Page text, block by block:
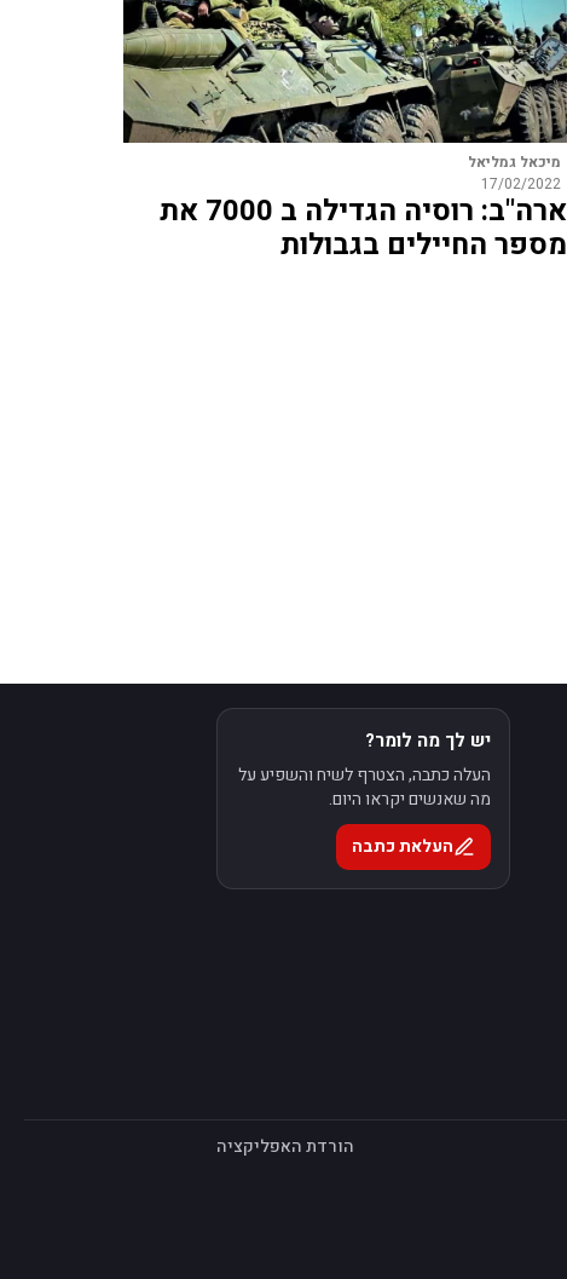
מיכאל גמליאל
17/02/2022
ארה"ב: רוסיה הגדילה ב 7000 את
מספר החיילים בגבולות
יש לך מה לומר?
העלה כתבה, הצטרף לשיח והשפיע על
מה שאנשים יקראו היום.
העלאת כתבה
הורדת האפליקציה